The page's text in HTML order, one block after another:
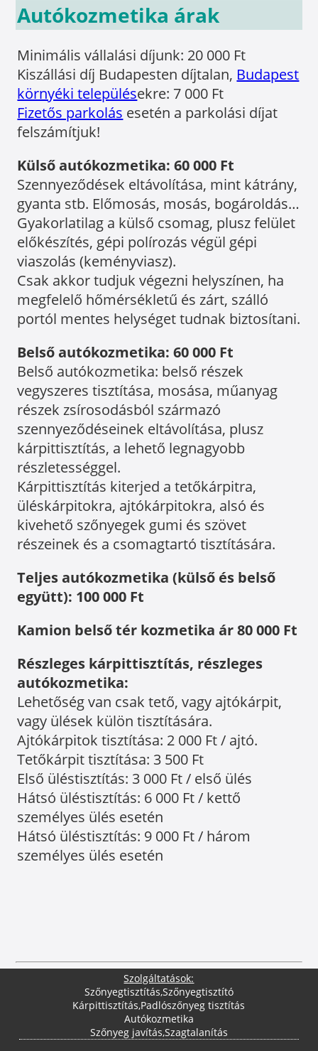
Autókozmetika árak
Minimális vállalási díjunk: 20 000 Ft
Kiszállási díj Budapesten díjtalan, Budapest
környéki településekre: 7 000 Ft
Fizetős parkolás esetén a parkolási díjat
felszámítjuk!
Külső autókozmetika: 60 000 Ft
Szennyeződések eltávolítása, mint kátrány,
gyanta stb. Előmosás, mosás, bogároldás…
Gyakorlatilag a külső csomag, plusz felület
előkészítés, gépi polírozás végül gépi
viaszolás (keményviasz).
Csak akkor tudjuk végezni helyszínen, ha
megfelelő hőmérsékletű és zárt, szálló
portól mentes helységet tudnak biztosítani.
Belső autókozmetika: 60 000 Ft
Belső autókozmetika: belső részek
vegyszeres tisztítása, mosása, műanyag
részek zsírosodásból származó
szennyeződéseinek eltávolítása, plusz
kárpittisztítás, a lehető legnagyobb
részletességgel.
Kárpittisztítás kiterjed a tetőkárpitra,
üléskárpitokra, ajtókárpitokra, alsó és
kivehető szőnyegek gumi és szövet
részeinek és a csomagtartó tisztítására.
Teljes autókozmetika (külső és belső
együtt): 100 000 Ft
Kamion belső tér kozmetika ár 80 000 Ft
Részleges kárpittisztítás, részleges
autókozmetika:
Lehetőség van csak tető, vagy ajtókárpit,
vagy ülések külön tisztítására.
Ajtókárpitok tisztítása: 2 000 Ft / ajtó.
Tetőkárpit tisztítása: 3 500 Ft
Első üléstisztítás: 3 000 Ft / első ülés
Hátsó üléstisztítás: 6 000 Ft / kettő
személyes ülés esetén
Hátsó üléstisztítás: 9 000 Ft / három
személyes ülés esetén
Szolgáltatások:
Szőnyegtisztítás,Szőnyegtisztító
Kárpittisztítás,Padlószőnyeg tisztítás
Autókozmetika
Szőnyeg javítás,Szagtalanítás